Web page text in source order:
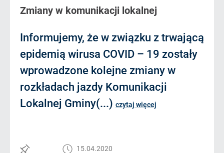
Zmiany w komunikacji lokalnej
Informujemy, że w związku z trwającą
epidemią wirusa COVID – 19 zostały
wprowadzone kolejne zmiany w
rozkładach jazdy Komunikacji
Lokalnej Gminy(...) czytaj więcej
15.04.2020